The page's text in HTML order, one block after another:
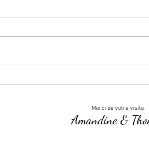
Astuces design pour vos
Merci de votre visite.
Amandine &